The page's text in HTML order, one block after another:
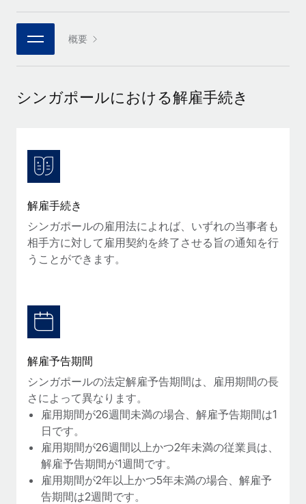
当社のMCPを使用して、あらゆるAIツールをRemoteに接続
統合
基本的なビジネスツールを活用して業務プロセスを効率化す
グローバル人事・コンプライアンスの専門サポート
候補者の選考プロセスをシンプルに
Compliance Watchtower
コンプライアンスリスクを先回りして対応
法人設立
移住・転勤
従業員の異動をスムーズに
福利厚生
従業員の福利厚生を簡単に管理
パートナーに登録
戦略的テクノロジーパートナー
グローバルな人事機能を柔軟に自社プラットフォームへ統合
当社とのパートナーシップの可能性を検討する
職務内容ライブラリ
ウェビナー
イベント
ニュースルーム
情報センター
サポートを依頼する
すべてのリソースを表示する
ブログ
契約社員管理
税務
ブログを読む
ブログ
Remoteの製品アップデート：GustoとXeroの統合お
よびContractor Management Plus（契約社員管理
プラス）
日本語
한국어 概要
シンガポールにおける解雇手続き
解雇手続き
シンガポールの雇用法によれば、いずれの当事者も
相手方に対して雇用契約を終了させる旨の通知を行
うことができます。
解雇予告期間
シンガポールの法定解雇予告期間は、雇用期間の長
さによって異なります。
雇用期間が26週間未満の場合、解雇予告期間は1
日です。
雇用期間が26週間以上かつ2年未満の従業員は、
解雇予告期間が1週間です。
雇用期間が2年以上かつ5年未満の場合、解雇予
告期間は2週間です。